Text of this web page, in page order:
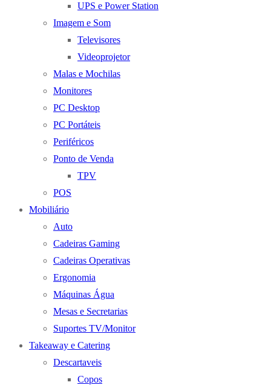
UPS e Power Station
Imagem e Som
Televisores
Videoprojetor
Malas e Mochilas
Monitores
PC Desktop
PC Portáteis
Periféricos
Ponto de Venda
TPV
POS
Mobiliário
Auto
Cadeiras Gaming
Cadeiras Operativas
Ergonomia
Máquinas Água
Mesas e Secretarias
Suportes TV/Monitor
Takeaway e Catering
Descartaveis
Copos